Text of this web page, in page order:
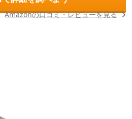
Amazonの口コミ・レビューを見る